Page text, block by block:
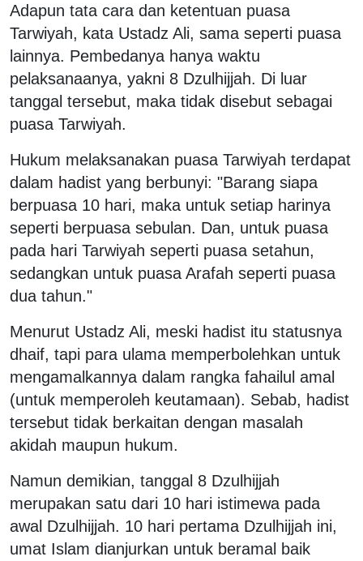
Adapun tata cara dan ketentuan puasa
Tarwiyah, kata Ustadz Ali, sama seperti puasa
lainnya. Pembedanya hanya waktu
pelaksanaanya, yakni 8 Dzulhijjah. Di luar
tanggal tersebut, maka tidak disebut sebagai
puasa Tarwiyah.
Hukum melaksanakan puasa Tarwiyah terdapat
dalam hadist yang berbunyi: "Barang siapa
berpuasa 10 hari, maka untuk setiap harinya
seperti berpuasa sebulan. Dan, untuk puasa
pada hari Tarwiyah seperti puasa setahun,
sedangkan untuk puasa Arafah seperti puasa
dua tahun."
Menurut Ustadz Ali, meski hadist itu statusnya
dhaif, tapi para ulama memperbolehkan untuk
mengamalkannya dalam rangka fahailul amal
(untuk memperoleh keutamaan). Sebab, hadist
tersebut tidak berkaitan dengan masalah
akidah maupun hukum.
Namun demikian, tanggal 8 Dzulhijjah
merupakan satu dari 10 hari istimewa pada
awal Dzulhijjah. 10 hari pertama Dzulhijjah ini,
umat Islam dianjurkan untuk beramal baik